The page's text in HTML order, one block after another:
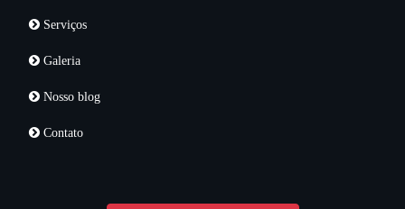
Serviços
Galeria
Nosso blog
Contato